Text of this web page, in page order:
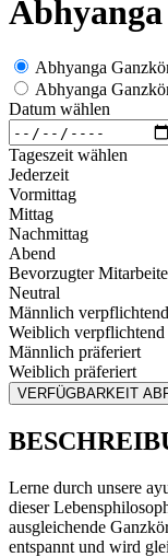
Abhyanga
Abhyanga
Abhyanga
Datum wählen
Tageszeit wählen
Jederzeit
Vormittag
Mittag
Nachmittag
Abend
Bevorzugter
Neutral
Männlich verpflichtend
Weiblich verpflichtend
Männlich präferiert
Weiblich präferiert
VERFÜGBARKEIT
Lerne durch unsere
dieser
ausgleichende
entspannt und wird